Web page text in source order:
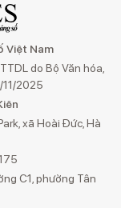
Việt Nam
do Bộ Văn hóa,
2025
xã Hoài Đức, Hà
C1, phường Tân